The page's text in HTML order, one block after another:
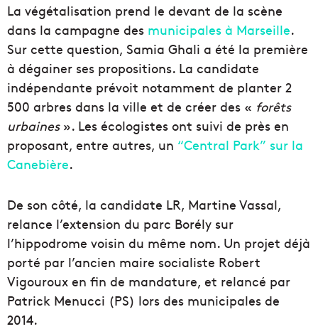
La végétalisation prend le devant de la scène
dans la campagne des municipales à Marseille.
Sur cette question, Samia Ghali a été la première
à dégainer ses propositions. La candidate
indépendante prévoit notamment de planter 2
500 arbres dans la ville et de créer des « forêts
urbaines». Les écologistes ont suivi de près en
proposant, entre autres, un “Central Park” sur la
Canebière.
De son côté, la candidate LR, Martine Vassal,
relance l’extension du parc Borély sur
l’hippodrome voisin du même nom. Un projet déjà
porté par l’ancien maire socialiste Robert
Vigouroux en fin de mandature, et relancé par
Patrick Menucci (PS) lors des municipales de
2014.